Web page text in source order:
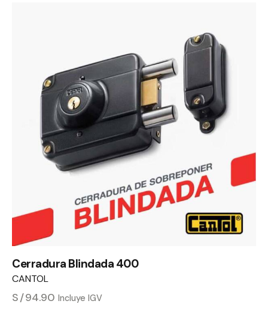
Cerradura Blindada 400
CANTOL
S/94.90 Incluye IGV